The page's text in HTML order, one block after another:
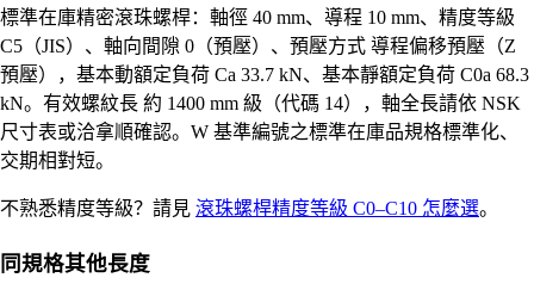
標準在庫精密滾珠螺桿：軸徑 40 mm、導程 10 mm、精度等級
C5（JIS）、軸向間隙 0（預壓）、預壓方式 導程偏移預壓（Z
預壓），基本動額定負荷 Ca 33.7 kN、基本靜額定負荷 C0a 68.3
kN。有效螺紋長 約 1400 mm 級（代碼 14），軸全長請依 NSK
尺寸表或洽拿順確認。W 基準編號之標準在庫品規格標準化、
交期相對短。
不熟悉精度等級？請見 滾珠螺桿精度等級 C0–C10 怎麼選。
同規格其他長度